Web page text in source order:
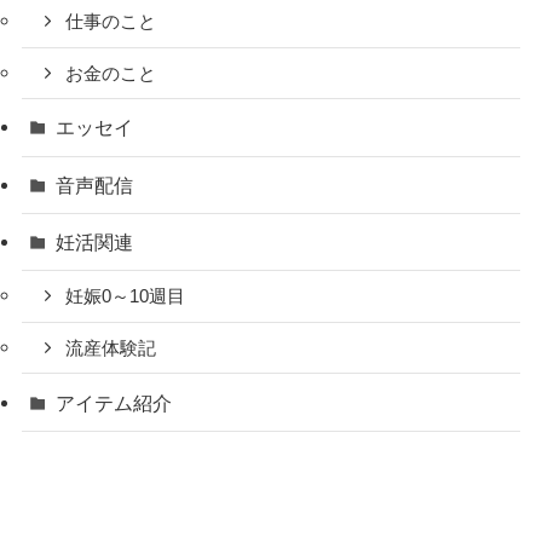
仕事のこと
お金のこと
エッセイ
音声配信
妊活関連
妊娠0～10週目
流産体験記
アイテム紹介